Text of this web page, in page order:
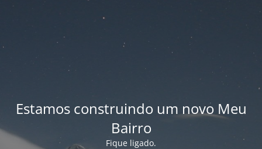
Estamos construindo um novo Meu
Bairro
Fique ligado.